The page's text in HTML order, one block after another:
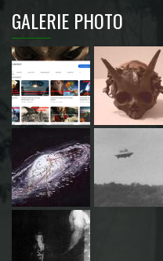
GALERIE PHOTO